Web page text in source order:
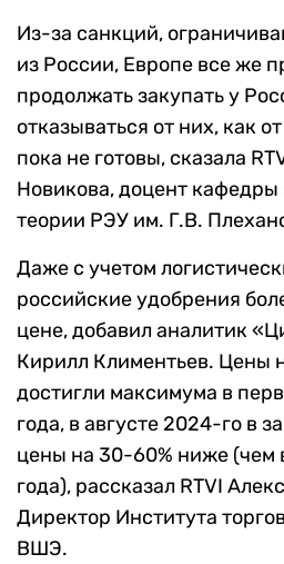
Из-за санкций,
из России, Европе все же
продолжать закупать у
отказываться от них, как
пока не готовы, сказала
Новикова, доцент
теории РЭУ им. Г.В.
Даже с учетом
российские удобрения
цене, добавил аналитик
Кирилл Климентьев. Цены
достигли максимума в
года, в августе 2024-го в
цены на 30-60% ниже (чем
года), рассказал RTVI
Директор Института
ВШЭ.